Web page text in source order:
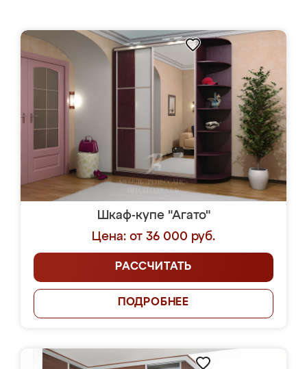
Шкаф-купе "Агато"
Цена: от 36 000 руб.
РАССЧИТАТЬ
ПОДРОБНЕЕ